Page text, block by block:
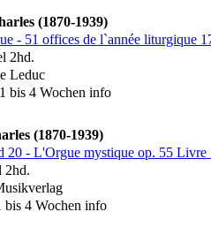
(1870-1939)
- 51 offices de l`année liturgique
2hd.
Leduc
bis 4 Wochen info
(1870-1939)
20 - L'Orgue mystique op. 55 Livre
2hd.
bis 4 Wochen info